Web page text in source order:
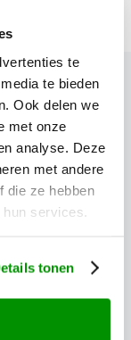
te
te bieden
Ook delen we
met onze
analyse. Deze
met andere
die ze hebben
services.
tonen